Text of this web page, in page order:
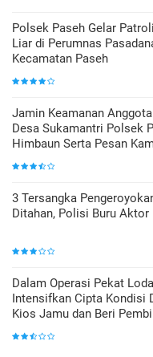
Polsek Paseh Gelar
Liar di Perumnas
Kecamatan Paseh
Jamin Keamanan
Desa Sukamantri Polsek
Himbaun Serta Pesan
3 Tersangka
Ditahan, Polisi Buru Aktor
Dalam Operasi Pekat
Intensifkan Cipta Kondisi
Kios Jamu dan Beri